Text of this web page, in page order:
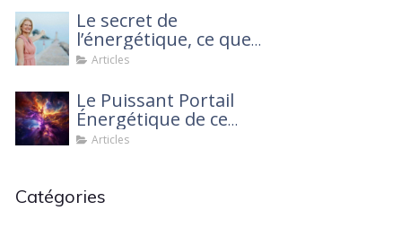
Le secret de
l’énergétique, ce que
personne ne te dit !
Articles
Le Puissant Portail
Énergétique de ce
mois de mars 2025 :
Articles
Catégories